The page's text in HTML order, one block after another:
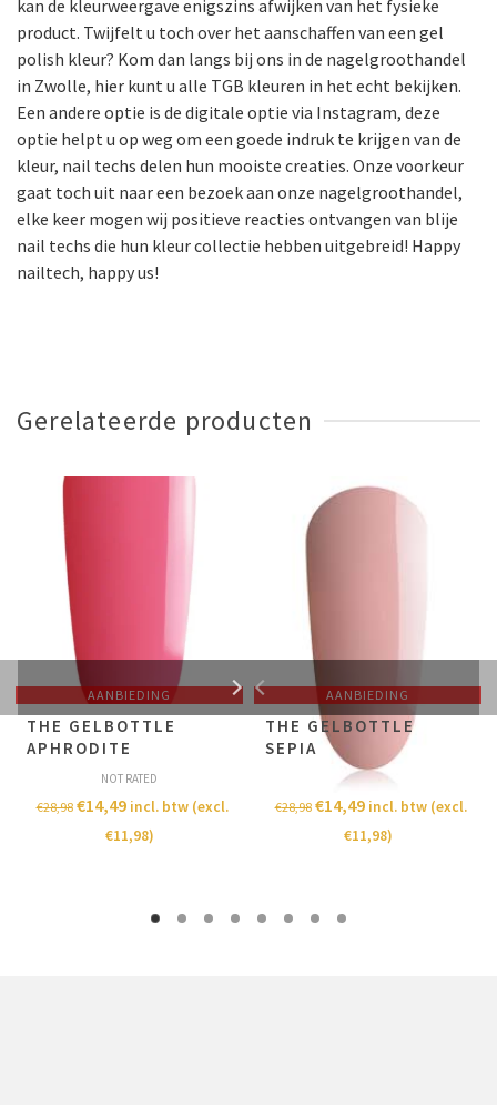
kan de kleurweergave enigszins afwijken van het fysieke
product. Twijfelt u toch over het aanschaffen van een gel
polish kleur? Kom dan langs bij ons in de nagelgroothandel
in Zwolle, hier kunt u alle TGB kleuren in het echt bekijken.
Een andere optie is de digitale optie via Instagram, deze
optie helpt u op weg om een goede indruk te krijgen van de
kleur, nail techs delen hun mooiste creaties. Onze voorkeur
gaat toch uit naar een bezoek aan onze nagelgroothandel,
elke keer mogen wij positieve reacties ontvangen van blije
nail techs die hun kleur collectie hebben uitgebreid! Happy
nailtech, happy us!
Gerelateerde producten
AANBIEDING
THE GELBOTTLE
APHRODITE
NOT RATED
€28,98 €14,49 incl. btw (excl.
€11,98)
AANBIEDING
THE GELBOTTLE
SEPIA
NOT RATED
€28,98 €14,49 incl. btw (excl.
€11,98)